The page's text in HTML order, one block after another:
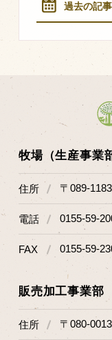
過去の記事
牧場（生産事業
住所 〒089-
電話 0155-59-
FAX 0155-59-
販売加工事業部
住所 〒080-